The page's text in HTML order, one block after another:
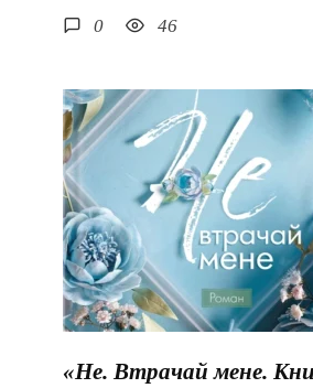
0 46
«Не. Втрачай мене.